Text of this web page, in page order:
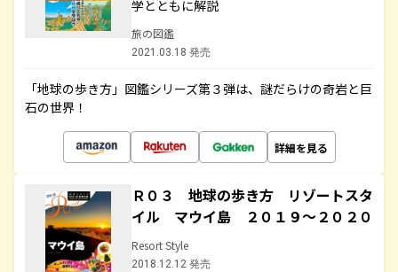
学とともに解説
旅の図鑑
2021.03.18 発売
「地球の歩き方」図鑑シリーズ第３弾は、謎だらけの奇岩と巨
石の世界！
詳細を見る
Ｒ０３ 地球の歩き方 リゾートスタ
イル マウイ島 ２０１９～２０２０
Resort Style
2018.12.12 発売